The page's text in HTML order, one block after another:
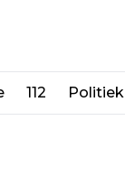
112 Politiek